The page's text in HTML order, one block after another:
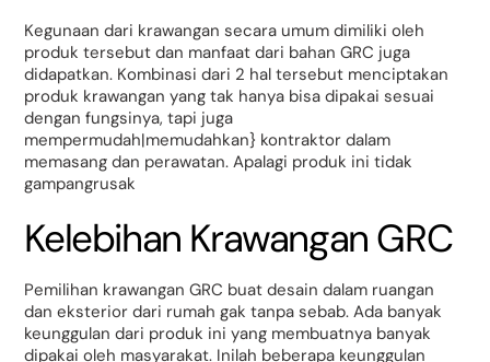
Kegunaan dari krawangan secara umum dimiliki oleh
produk tersebut dan manfaat dari bahan GRC juga
didapatkan. Kombinasi dari 2 hal tersebut menciptakan
produk krawangan yang tak hanya bisa dipakai sesuai
dengan fungsinya, tapi juga
mempermudah|memudahkan} kontraktor dalam
memasang dan perawatan. Apalagi produk ini tidak
gampangrusak
Kelebihan Krawangan GRC
Pemilihan krawangan GRC buat desain dalam ruangan
dan eksterior dari rumah gak tanpa sebab. Ada banyak
keunggulan dari produk ini yang membuatnya banyak
dipakai oleh masyarakat. Inilah beberapa keunggulan